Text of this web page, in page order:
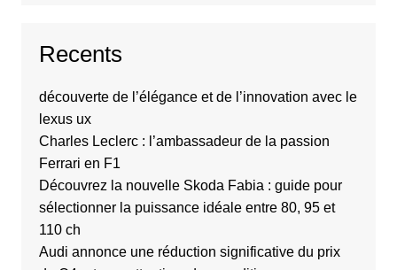
Recents
découverte de l’élégance et de l’innovation avec le
lexus ux
Charles Leclerc : l’ambassadeur de la passion
Ferrari en F1
Découvrez la nouvelle Skoda Fabia : guide pour
sélectionner la puissance idéale entre 80, 95 et
110 ch
Audi annonce une réduction significative du prix